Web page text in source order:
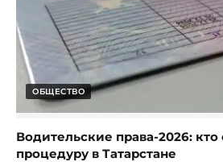
ОБЩЕСТВО
Водительские права-2026: кто
процедуру в Татарстане